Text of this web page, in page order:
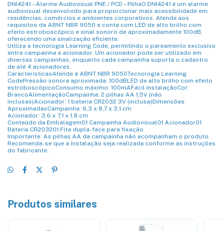
DNI4241 – Alarme Audiovisual PNE / PCD – PilhaO DNI4241 é um alarme
audiovisual desenvolvido para proporcionar mais acessibilidade em
residências, comércios e ambientes corporativos. Atende aos
requisitos da ABNT NBR 9050 e conta com LED de alto brilho com
efeito estroboscópico e sinal sonoro de aproximadamente 100dB,
oferecendo uma sinalização eficiente.
Utiliza a tecnologia Learning Code, permitindo o pareamento exclusivo
entre campainha e acionador. Um acionador pode ser utilizado em
diversas campainhas, enquanto cada campainha suporta o cadastro
de até 4 acionadores.
CaracterísticasAtende à ABNT NBR 9050Tecnologia Learning
CodePressão sonora aproximada: 100dBLED de alto brilho com efeito
estroboscópicoConsumo máximo: 100mAFácil instalaçãoCor:
BrancoAlimentaçãoCampainha: 2 pilhas AA 1,5V (não
inclusas)Acionador: 1 bateria CR2032 3V (inclusa)Dimensões
AproximadasCampainha: 6,3 x 8,7 x 3,1 cm
Acionador: 3,6 x 7,1 x 1,8 cm
Conteúdo da Embalagem01 Campainha Audiovisual01 Acionador01
Bateria CR203201 Fita dupla-face para fixação
Importante: As pilhas AA da campainha não acompanham o produto.
Recomenda-se que a instalação seja realizada conforme as instruções
do fabricante.
Produtos similares